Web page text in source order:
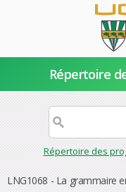
Répertoire
Répertoire des
LNG1068 - La grammaire